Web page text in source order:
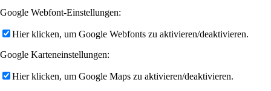
Google Webfont-Einstellungen:
Hier klicken, um Google Webfonts zu aktivieren/deaktivieren.
Google Karteneinstellungen:
Hier klicken, um Google Maps zu aktivieren/deaktivieren.